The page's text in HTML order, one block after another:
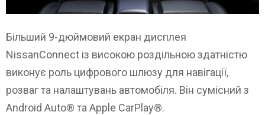
Більший 9-дюймовий екран дисплея
NissanConnect із високою роздільною здатністю
виконує роль цифрового шлюзу для навігації,
розваг та налаштувань автомобіля. Він сумісний з
Android Auto® та Apple CarPlay®.